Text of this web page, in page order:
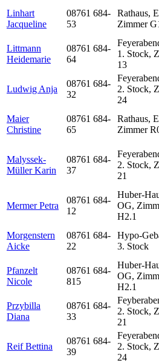
Linhart
Jacqueline
08761 684-
53
Rathaus,
Zimmer
Littmann
Heidemarie
08761 684-
64
1. Stock,
13
Ludwig Anja
08761 684-
32
2. Stock,
24
Maier
Christine
08761 684-
65
Rathaus,
Zimmer
Malyssek-
Müller Karin
08761 684-
37
2. Stock,
21
Mermer Petra
08761 684-
12
Huber-
OG,
H2.1
Morgenstern
Aicke
08761 684-
22
Hypo-
3. Stock
Pfanzelt
Nicole
08761 684-
815
Huber-
OG,
H2.1
Przybilla
Diana
08761 684-
33
2. Stock,
21
Reif Bettina
08761 684-
39
2. Stock,
24